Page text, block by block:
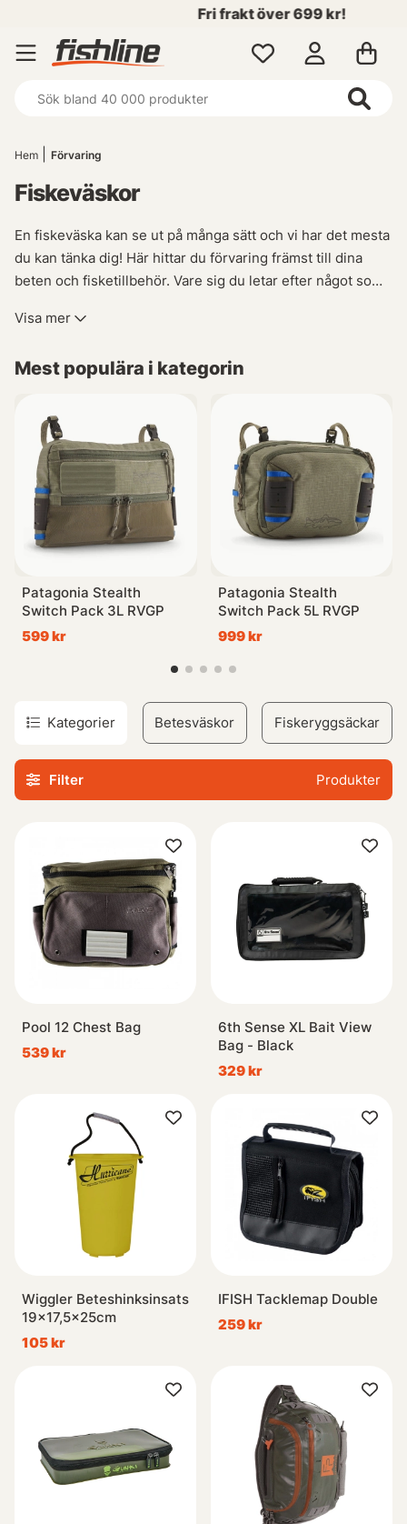
Fri frakt över 699 kr!
Hem Förvaring
Fiskeväskor
En fiskeväska kan se ut på många sätt och vi har det mesta
du kan tänka dig! Här hittar du förvaring främst till dina
beten och fisketillbehör. Vare sig du letar efter något som
samlar det du behöver för dagen, så finns det något för
desto minde tid behöver man lägga på att leta efter
Visa mer
Mest populära i kategorin
Patagonia Stealth
Switch Pack 3L RVGP
599 kr
Patagonia Stealth
Switch Pack 5L RVGP
999 kr
Kategorier Betesväskor Fiskeryggsäckar
Filter Produkter
Pool 12 Chest Bag
539 kr
6th Sense XL Bait View
Bag - Black
329 kr
Wiggler Beteshinksinsats
19x17,5x25cm
105 kr
IFISH Tacklemap Double
259 kr